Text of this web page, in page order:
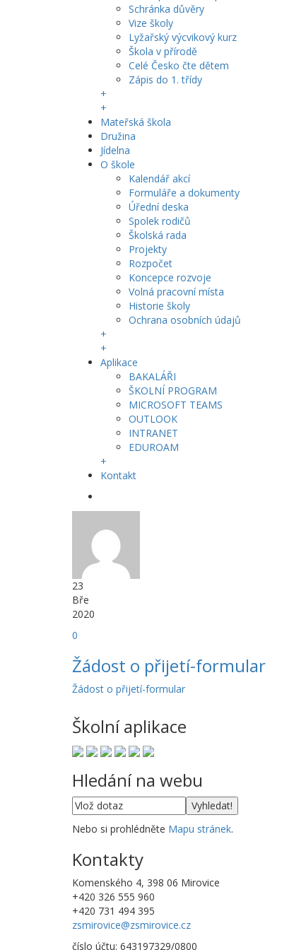
Schránka důvěry
Vize školy
Lyžařský výcvikový kurz
Škola v přírodě
Celé Česko čte dětem
Zápis do 1. třídy
+
+
Mateřská škola
Družina
Jídelna
O škole
Kalendář akcí
Formuláře a dokumenty
Úřední deska
Spolek rodičů
Školská rada
Projekty
Rozpočet
Koncepce rozvoje
Volná pracovní místa
Historie školy
Ochrana osobních údajů
+
+
Aplikace
BAKALÁŘI
ŠKOLNÍ PROGRAM
MICROSOFT TEAMS
OUTLOOK
INTRANET
EDUROAM
+
Kontakt
23
Bře
2020
0
Žádost o přijetí-formular
Žádost o přijetí-formular
Školní aplikace
Hledání na webu
Nebo si prohlédněte Mapu stránek.
Kontakty
Komenského 4, 398 06 Mirovice
+420 326 555 960
+420 731 494 395
zsmirovice@zsmirovice.cz
číslo účtu: 643197329/0800